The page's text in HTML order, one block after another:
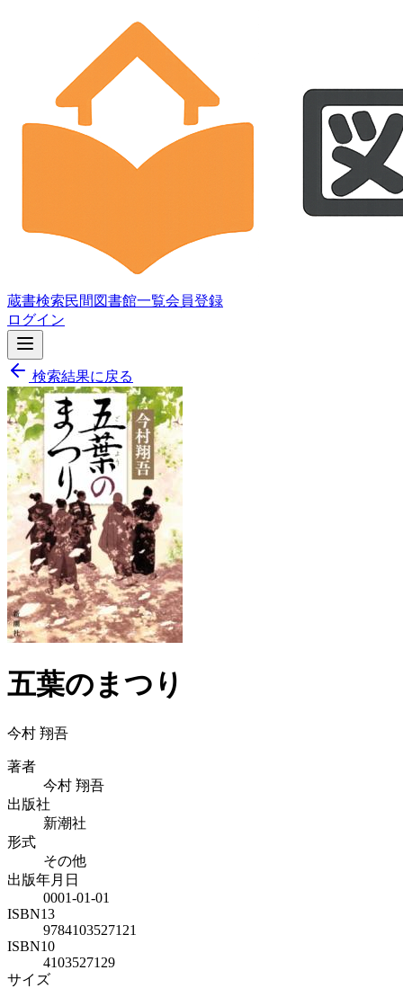
蔵書検索民間図書館一覧会員登録
ログイン
検索結果に戻る
五葉のまつり
今村 翔吾
著者
今村 翔吾
出版社
新潮社
形式
その他
出版年月日
0001-01-01
ISBN13
9784103527121
ISBN10
4103527129
サイズ